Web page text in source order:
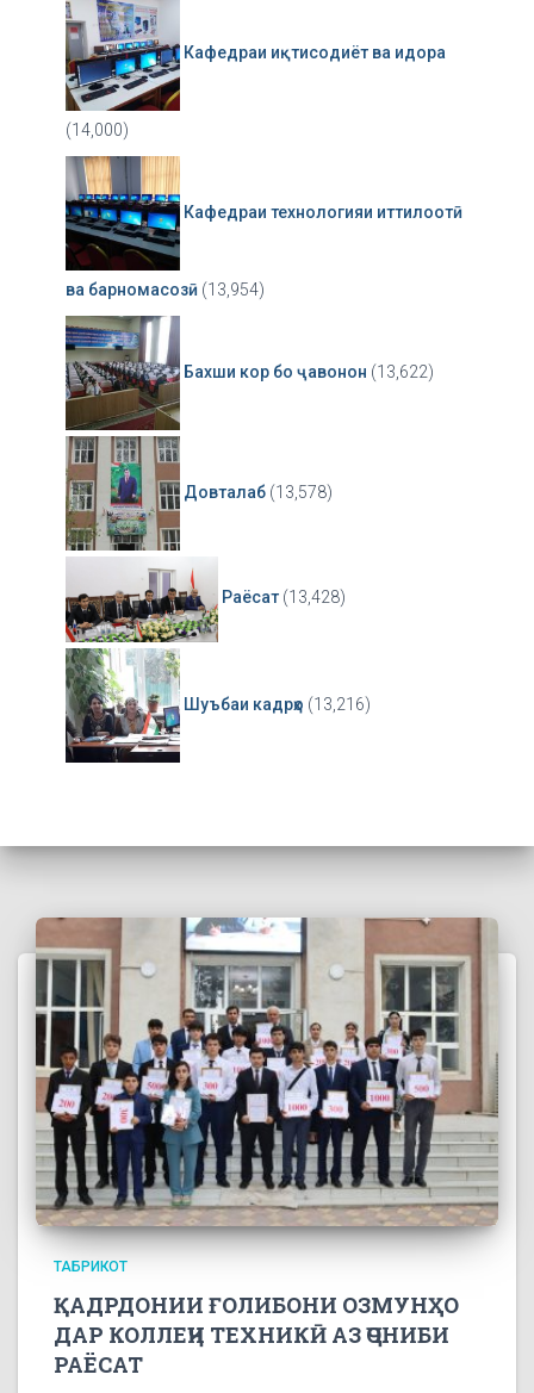
Кафедраи иқтисодиёт ва идора
(14,000)
Кафедраи технологияи иттилоотӣ
ва барномасозӣ (13,954)
Бахши кор бо ҷавонон (13,622)
Довталаб (13,578)
Раёсат (13,428)
Шуъбаи кадрҳо (13,216)
ТАБРИКОТ
ҚАДРДОНИИ ҒОЛИБОНИ ОЗМУНҲО
ДАР КОЛЛЕҶИ ТЕХНИКӢ АЗ ҶОНИБИ
РАЁСАТ